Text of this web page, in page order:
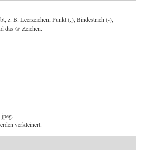
z. B. Leerzeichen, Punkt (.), Bindestrich (-),
das @ Zeichen.
verkleinert.